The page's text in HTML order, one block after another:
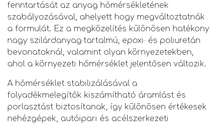
fenntartását az anyag hőmérsékletének
szabályozásával, ahelyett hogy megváltoztatnák
a formulát. Ez a megközelítés különösen hatékony
nagy szilárdanyag‑tartalmú, epoxi‑ és poliuretán
bevonatoknál, valamint olyan környezetekben,
ahol a környezeti hőmérséklet jelentősen változik.
A hőmérséklet stabilizálásával a
folyadékmelegítők kiszámítható áramlást és
porlasztást biztosítanak, így különösen értékesek
nehézgépek, autóipari és acélszerkezeti